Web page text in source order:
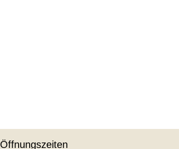
Öffnungszeiten